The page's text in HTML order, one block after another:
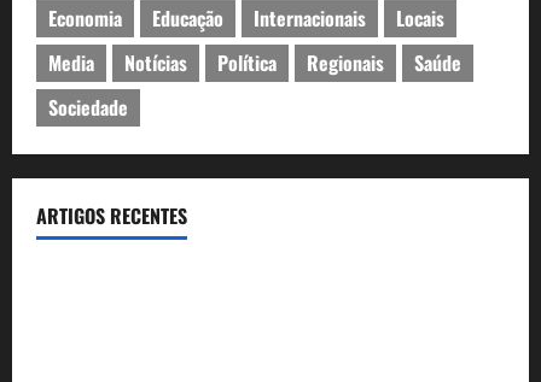
Economia
Educação Internacionais
Locais
Media
Notícias Política Regionais
Saúde
Sociedade
ARTIGOS RECENTES